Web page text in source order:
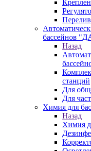
бассейнов
Назад
станций
Для
Для
Химия для
Назад
Химия